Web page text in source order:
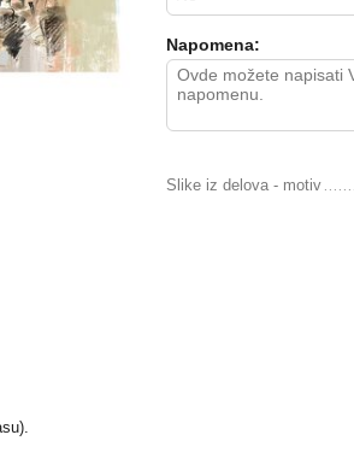
Napomena:
Slike iz delova - motiv